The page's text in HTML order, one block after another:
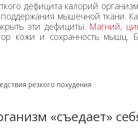
дефицита калорий
поддержания мышечной ткани.
эти дефициты. Магний,
кожи и сохранность
«съедает»